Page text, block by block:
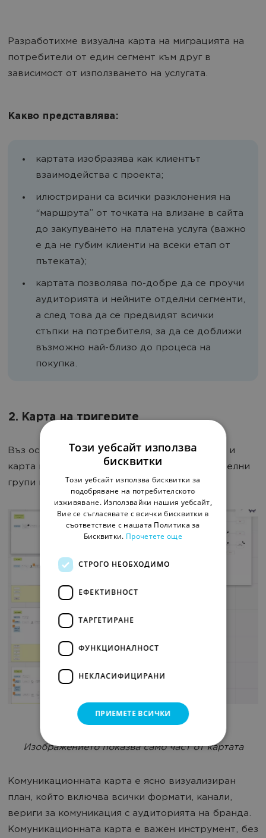
Разработихме визуална карта на миграцията на
потребители от един сегмент към друг в
зависимост от използването на услугата.
Какво представлява:
картата изобразява как клиентът
взаимодейства с проекта;
илюстрирани са всички разклонения на
“маршрута” от точката на влизане в сайта
до закупуването на платена услуга (важно
е да не губим клиенти на всеки етап от
пътеката);
картата позволява по-добре да се проучи
аудиторията и нейните отделни сегменти,
а след това да се предвидят всички
стъпки на потребителя, за да се доближи
възможно най-близо до процеса на
покупка.
2. Карта на тригерите
Въз основа на първата карта е разработена и
карта на задействаните комуникации за отделни
групи клиенти:
Изображението показва само част от картата
Комуникационната карта е ясно визуализиран
план, който включва всички формати, канали,
вериги за комуникация с аудиторията на бранда.
Комуникационната карта е важен инструмент, без
Този уебсайт използва
бисквитки
Този уебсайт използва бисквитки за
подобряване на потребителското
изживяване. Използвайки нашия уебсайт,
Вие се съгласявате с всички бисквитки в
съответствие с нашата Политика за
Бисквитки. Прочетете още
СТРОГО НЕОБХОДИМО
ЕФЕКТИВНОСТ
ТАРГЕТИРАНЕ
ФУНКЦИОНАЛНОСТ
НЕКЛАСИФИЦИРАНИ
ПРИЕМЕТЕ ВСИЧКИ